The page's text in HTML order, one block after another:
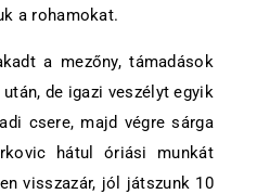
a rohamokat.
a mezőny, támadások
de igazi veszélyt egyik
csere, majd végre sárga
hátul óriási munkát
visszazár, jól játszunk 10